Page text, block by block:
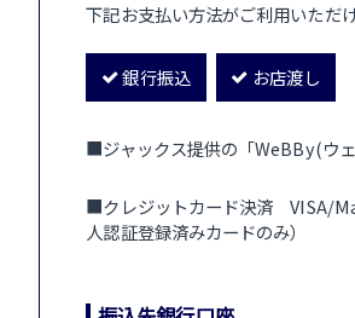
下記お支払い方法がご利用いただけ
銀行振込 お店渡し
■ジャックス提供の「WeBBy(ウェ
■クレジットカード決済 VISA/
人認証登録済みカードのみ）